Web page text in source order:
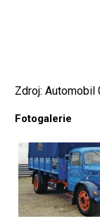
Zdroj: Automobil
Fotogalerie